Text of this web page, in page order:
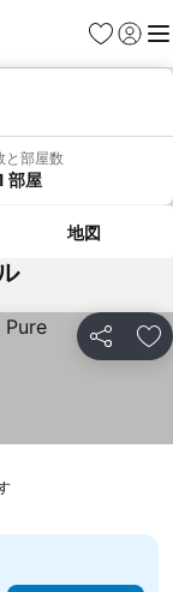
お気に入り
ログイ
メ
と部屋数
部屋
地図
シェア お